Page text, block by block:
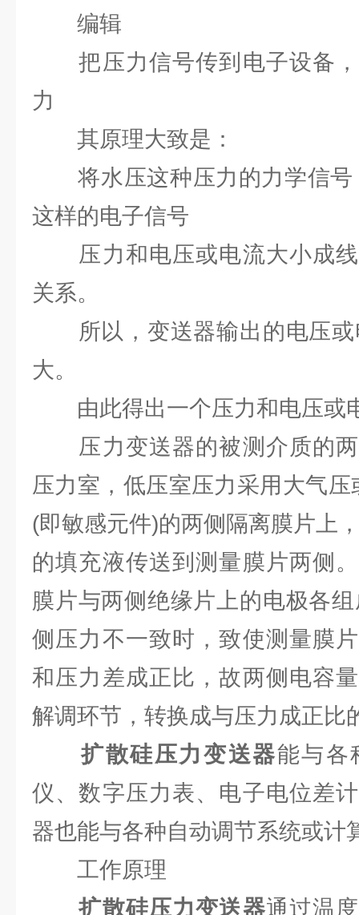
编辑
把压力信号传到电子设备，
力
其原理大致是：
将水压这种压力的力学信号
这样的电子信号
压力和电压或电流大小成线
关系。
所以，变送器输出的电压或
大。
由此得出一个压力和电压或
压力变送器的被测介质的两
压力室，低压室压力采用大气
(即敏感元件)的两侧隔离膜片上
的填充液传送到测量膜片两侧
膜片与两侧绝缘片上的电极各
侧压力不一致时，致使测量膜
和压力差成正比，故两侧电容
解调环节，转换成与压力成正比
扩散硅压力变送器能与各
仪、数字压力表、电子电位差
器也能与各种自动调节系统或计
工作原理
扩散硅压力变送器通过温